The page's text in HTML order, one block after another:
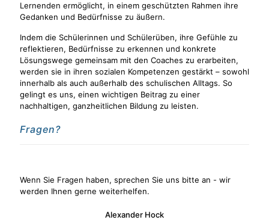
Lernenden ermöglicht, in einem geschützten Rahmen ihre
Gedanken und Bedürfnisse zu äußern.
Indem die Schülerinnen und Schülerüben, ihre Gefühle zu
reflektieren, Bedürfnisse zu erkennen und konkrete
Lösungswege gemeinsam mit den Coaches zu erarbeiten,
werden sie in ihren sozialen Kompetenzen gestärkt – sowohl
innerhalb als auch außerhalb des schulischen Alltags. So
gelingt es uns, einen wichtigen Beitrag zu einer
nachhaltigen, ganzheitlichen Bildung zu leisten.
Fragen?
Wenn Sie Fragen haben, sprechen Sie uns bitte an - wir
werden Ihnen gerne weiterhelfen.
Alexander Hock